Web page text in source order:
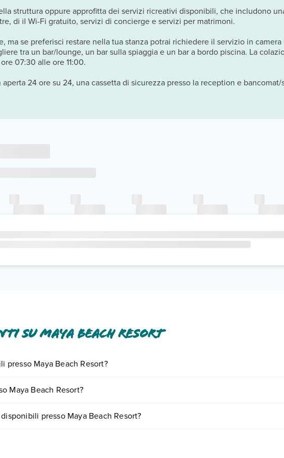
struttura oppure approfitta dei servizi ricreativi disponibili, che includono
di il Wi-Fi gratuito, servizi di concierge e servizi per matrimoni.
ma se preferisci restare nella tua stanza potrai richiedere il servizio in
tra un bar/lounge, un bar sulla spiaggia e un bar a bordo piscina. La
07:30 alle ore 11:00.
24 ore su 24, una cassetta di sicurezza presso la reception e
su Maya Beach Resort
presso Maya Beach Resort?
.
Maya Beach Resort?
presso Maya Beach Resort?